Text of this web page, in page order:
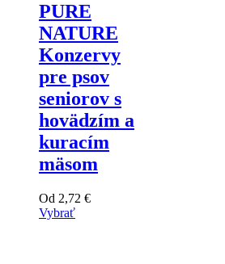
PURE
NATURE
Konzervy
pre psov
seniorov s
hovädzím a
kuracím
mäsom
Od 2,72 €
Vybrať